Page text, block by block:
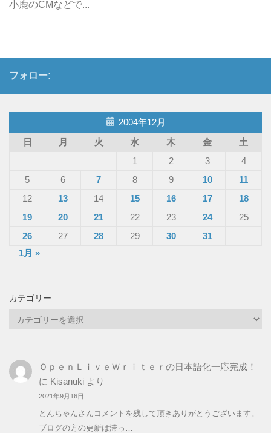
小鹿のCMなどで...
フォロー:
2004年12月
日
月 火 水 木 金
土
1
2 3
4
5
6 7 8 9 10
11
12
13 14 15 16 17
18
19
20 21 22 23 24
25
26
27 28 29 30
31
1月 »
カテゴリー
リ
ー
ＯｐｅｎＬｉｖｅＷｒｉｔｅｒの日本語化一応完成！
に Kisanukiより
2021年9月16日
とんちゃんさんコメントを残して頂きありがとうございます。
ブログの方の更新は滞っ…